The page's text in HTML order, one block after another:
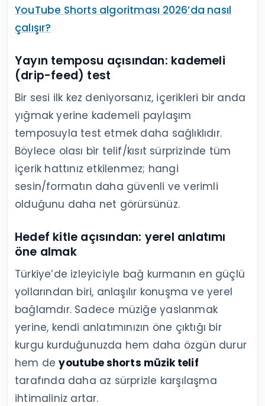
YouTube Shorts algoritması 2026’da nasıl
çalışır?
Yayın temposu açısından: kademeli
(drip-feed) test
Bir sesi ilk kez deniyorsanız, içerikleri bir anda
yığmak yerine kademeli paylaşım
temposuyla test etmek daha sağlıklıdır.
Böylece olası bir telif/kısıt sürprizinde tüm
içerik hattınız etkilenmez; hangi
sesin/formatın daha güvenli ve verimli
olduğunu daha net görürsünüz.
Hedef kitle açısından: yerel anlatımı
öne almak
Türkiye’de izleyiciyle bağ kurmanın en güçlü
yollarından biri, anlaşılır konuşma ve yerel
bağlamdır. Sadece müziğe yaslanmak
yerine, kendi anlatımınızın öne çıktığı bir
kurgu kurduğunuzda hem daha özgün durur
hem deyoutube shorts müzik telif
tarafında daha az sürprizle karşılaşma
ihtimaliniz artar.